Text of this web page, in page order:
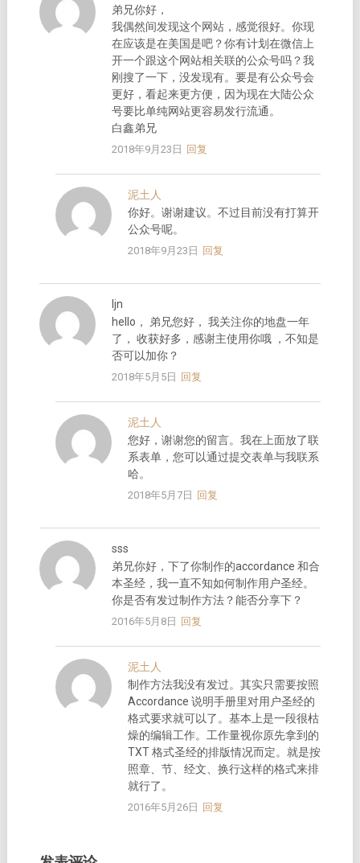
弟兄你好，
我偶然间发现这个网站，感觉很好。你现
在应该是在美国是吧？你有计划在微信上
开一个跟这个网站相关联的公众号吗？我
刚搜了一下，没发现有。要是有公众号会
更好，看起来更方便，因为现在大陆公众
号要比单纯网站更容易发行流通。
白鑫弟兄
2018年9月23日 回复
泥土人
你好。谢谢建议。不过目前没有打算开
公众号呢。
2018年9月23日 回复
ljn
hello， 弟兄您好， 我关注你的地盘一年
了， 收获好多，感谢主使用你哦 ，不知是
否可以加你？
2018年5月5日 回复
泥土人
您好，谢谢您的留言。我在上面放了联
系表单，您可以通过提交表单与我联系
哈。
2018年5月7日 回复
sss
弟兄你好，下了你制作的accordance 和合
本圣经，我一直不知如何制作用户圣经。
你是否有发过制作方法？能否分享下？
2016年5月8日 回复
泥土人
制作方法我没有发过。其实只需要按照
Accordance 说明手册里对用户圣经的
格式要求就可以了。基本上是一段很枯
燥的编辑工作。工作量视你原先拿到的
TXT 格式圣经的排版情况而定。就是按
照章、节、经文、换行这样的格式来排
就行了。
2016年5月26日 回复